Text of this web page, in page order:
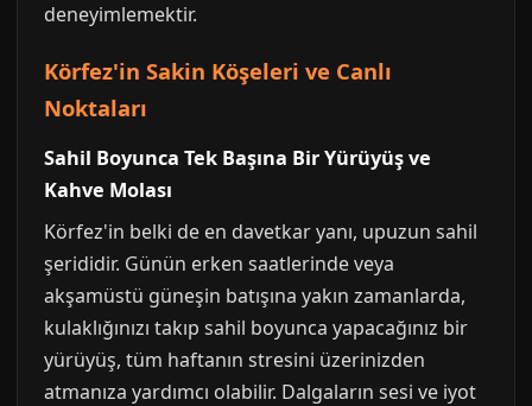
deneyimlemektir.
Körfez'in Sakin Köşeleri ve Canlı
Noktaları
Sahil Boyunca Tek Başına Bir Yürüyüş ve
Kahve Molası
Körfez'in belki de en davetkar yanı, upuzun sahil
şerididir. Günün erken saatlerinde veya
akşamüstü güneşin batışına yakın zamanlarda,
kulaklığınızı takıp sahil boyunca yapacağınız bir
yürüyüş, tüm haftanın stresini üzerinizden
atmanıza yardımcı olabilir. Dalgaların sesi ve iyot